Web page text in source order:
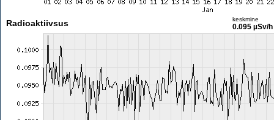
Radioaktiivsus keskmine
0.095 µSv/h